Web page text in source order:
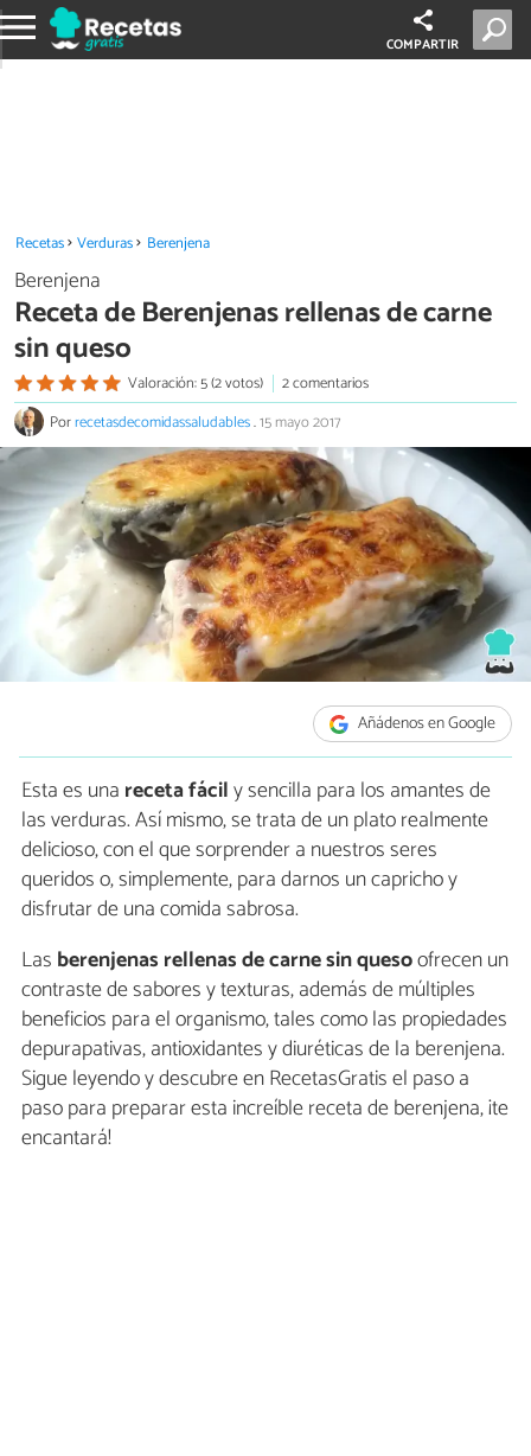
COMPARTIR
Recetas Verduras Berenjena
Berenjena
Receta de Berenjenas rellenas de carne
sin queso
Valoración: 5 (2 votos)
2 comentarios
Porrecetasdecomidassaludables.15 mayo 2017
Añádenos en Google
Esta es una receta fácily sencilla para los amantes de
las verduras. Así mismo, se trata de un plato realmente
delicioso, con el que sorprender a nuestros seres
queridos o, simplemente, para darnos un capricho y
disfrutar de una comida sabrosa.
Las berenjenas rellenas de carne sin quesoofrecen un
contraste de sabores y texturas, además de múltiples
beneficios para el organismo, tales como las propiedades
depurapativas, antioxidantes y diuréticas de la berenjena.
Sigue leyendo y descubre en RecetasGratis el paso a
paso para preparar esta increíble receta de berenjena, ¡te
encantará!